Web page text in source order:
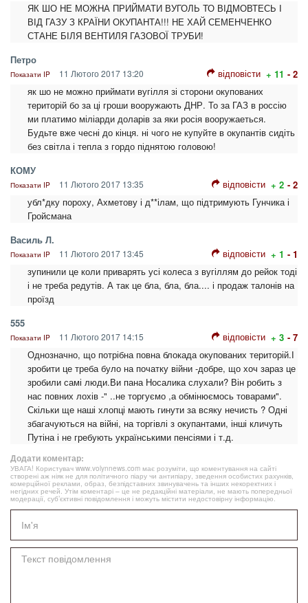
ЯК ШО НЕ МОЖНА ПРИЙМАТИ ВУГОЛЬ ТО ВІДМОВТЕСЬ І
ВІД ГАЗУ З КРАЇНИ ОКУПАНТА!!! НЕ ХАЙ СЕМЕНЧЕНКО
СТАНЕ БІЛЯ ВЕНТИЛЯ ГАЗОВОЇ ТРУБИ!
Петро
Показати IP 11 Лютого 2017 13:20 відповісти + 11 - 2
як шо не можно приймати вугілля зі сторони окупованих
територій бо за ці гроши вооружають ДНР. То за ГАЗ в россію
ми платимо міліарди доларів за яки росія вооружаеться.
Будьте вже чесні до кінця. ні чого не купуйте в окупантів сидіть
без світла і тепла з гордо піднятою головою!
КОМУ
Показати IP 11 Лютого 2017 13:35 відповісти + 2 - 2
убл*дку пороху, Ахметову і д**ілам, що підтримують Гунчика і
Гройсмана
Василь Л.
Показати IP 11 Лютого 2017 13:45 відповісти + 1 - 1
зупинили це коли приварять усі колеса з вугіллям до рейок тоді
і не треба редутів. А так це бла, бла, бла.... і продаж талонів на
проїзд
555
Показати IP 11 Лютого 2017 14:15 відповісти + 3 - 7
Однозначно, що потрібна повна блокада окупованих територій.І
зробити це треба було на початку війни -добре, що хоч зараз це
зробили самі люди.Ви пана Носалика слухали? Він робить з
нас повних лохів -" ..не торгуємо ,а обмінюємось товарами".
Скільки ще наші хлопці мають гинути за всяку нечисть ? Одні
збагачуються на війні, на торгівлі з окупантами, інші кличуть
Путіна і не гребують українськими пенсіями і т.д.
Додати коментар:
УВАГА! Користувач www.volynnews.com має розуміти, що коментування на сайті
створені аж ніяк не для політичного піару чи антипіару, зведення особистих рахунків,
комерційної реклами, образ, безпідставних звинувачень та інших некоректних і
негідних речей. Утім коментарі – це не редакційні матеріали, не мають попередньої
модерації, суб’єктивні повідомлення і можуть містити недостовірну інформацію.